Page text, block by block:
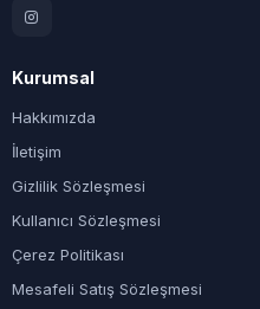
Kurumsal
Hakkımızda
İletişim
Gizlilik Sözleşmesi
Kullanıcı Sözleşmesi
Çerez Politikası
Mesafeli Satış Sözleşmesi